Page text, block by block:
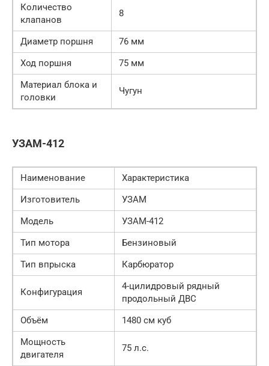
Количество
клапанов
8
Диаметр поршня
76 мм
Ход поршня
75 мм
Материал блока и
головки
Чугун
УЗАМ-412
Наименование
Характеристика
Изготовитель
УЗАМ
Модель
УЗАМ-412
Тип мотора
Бензиновый
Тип впрыска
Карбюратор
Конфигурация
4-цилидровый рядный
продольный ДВС
Объём
1480 см куб
Мощность
двигателя
75 л.с.